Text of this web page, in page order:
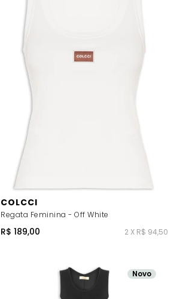
COLCCI
Regata Feminina - Off White
R$ 189,00 2 X R$ 94,50
Novo